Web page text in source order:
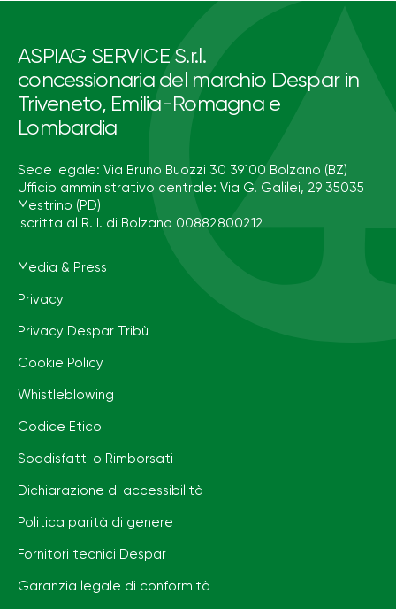
ASPIAG SERVICE S.r.l.
concessionaria del marchio Despar in
Triveneto, Emilia-Romagna e
Lombardia
Sede legale: Via Bruno Buozzi 30 39100 Bolzano (BZ)
Ufficio amministrativo centrale: Via G. Galilei, 29 35035
Mestrino (PD)
Iscritta al R. I. di Bolzano 00882800212
Media & Press
Privacy
Privacy Despar Tribù
Cookie Policy
Whistleblowing
Codice Etico
Soddisfatti o Rimborsati
Dichiarazione di accessibilità
Politica parità di genere
Fornitori tecnici Despar
Garanzia legale di conformità